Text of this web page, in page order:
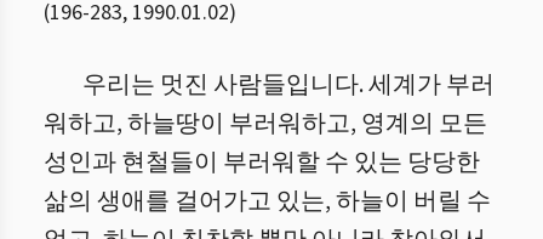
(196-283, 1990.01.02)
우리는 멋진 사람들입니다. 세계가 부러
워하고, 하늘땅이 부러워하고, 영계의 모든
성인과 현철들이 부러워할 수 있는 당당한
삶의 생애를 걸어가고 있는, 하늘이 버릴 수